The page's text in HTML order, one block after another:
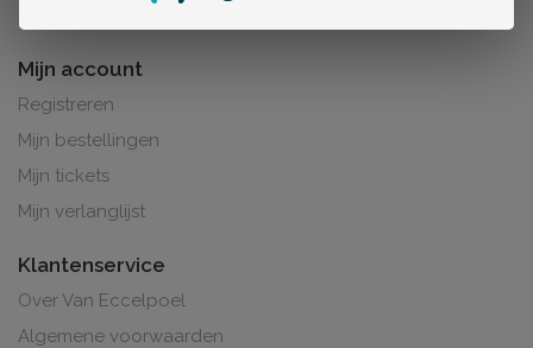
Mijn account
Registreren
Mijn bestellingen
Mijn tickets
Mijn verlanglijst
Klantenservice
Over Van Eccelpoel
Algemene voorwaarden